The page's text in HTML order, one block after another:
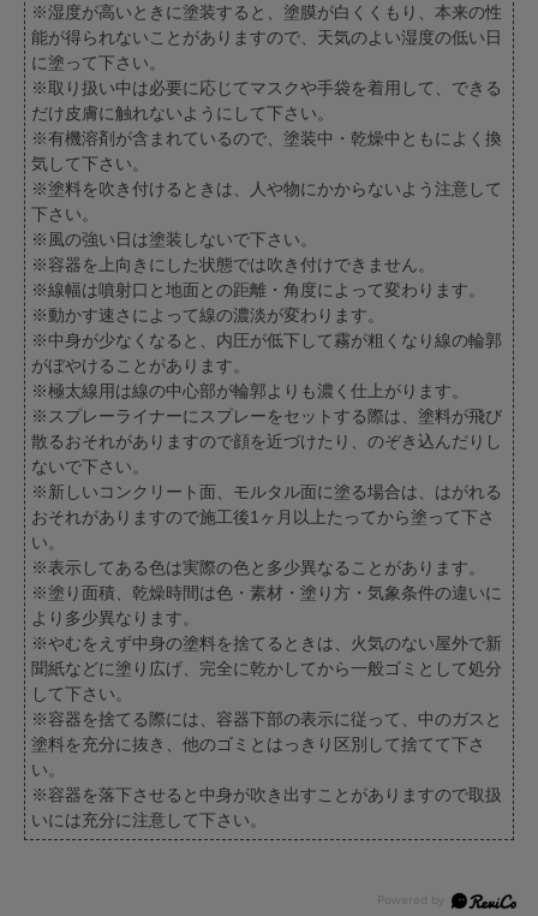
※湿度が高いときに塗装すると、塗膜が白くくもり、本来の性
能が得られないことがありますので、天気のよい湿度の低い日
に塗って下さい。
※取り扱い中は必要に応じてマスクや手袋を着用して、できる
だけ皮膚に触れないようにして下さい。
※有機溶剤が含まれているので、塗装中・乾燥中ともによく換
気して下さい。
※塗料を吹き付けるときは、人や物にかからないよう注意して
下さい。
※風の強い日は塗装しないで下さい。
※容器を上向きにした状態では吹き付けできません。
※線幅は噴射口と地面との距離・角度によって変わります。
※動かす速さによって線の濃淡が変わります。
※中身が少なくなると、内圧が低下して霧が粗くなり線の輪郭
がぼやけることがあります。
※極太線用は線の中心部が輪郭よりも濃く仕上がります。
※スプレーライナーにスプレーをセットする際は、塗料が飛び
散るおそれがありますので顔を近づけたり、のぞき込んだりし
ないで下さい。
※新しいコンクリート面、モルタル面に塗る場合は、はがれる
おそれがありますので施工後1ヶ月以上たってから塗って下さ
い。
※表示してある色は実際の色と多少異なることがあります。
※塗り面積、乾燥時間は色・素材・塗り方・気象条件の違いに
より多少異なります。
※やむをえず中身の塗料を捨てるときは、火気のない屋外で新
聞紙などに塗り広げ、完全に乾かしてから一般ゴミとして処分
して下さい。
※容器を捨てる際には、容器下部の表示に従って、中のガスと
塗料を充分に抜き、他のゴミとはっきり区別して捨てて下さ
い。
※容器を落下させると中身が吹き出すことがありますので取扱
いには充分に注意して下さい。